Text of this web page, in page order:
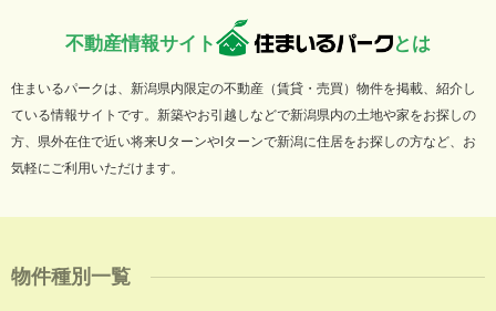
不動産情報サイト とは
住まいるパークは、新潟県内限定の不動産（賃貸・売買）物件を掲載、紹介し
ている情報サイトです。新築やお引越しなどで新潟県内の土地や家をお探しの
方、県外在住で近い将来UターンやIターンで新潟に住居をお探しの方など、お
気軽にご利用いただけます。
物件種別一覧